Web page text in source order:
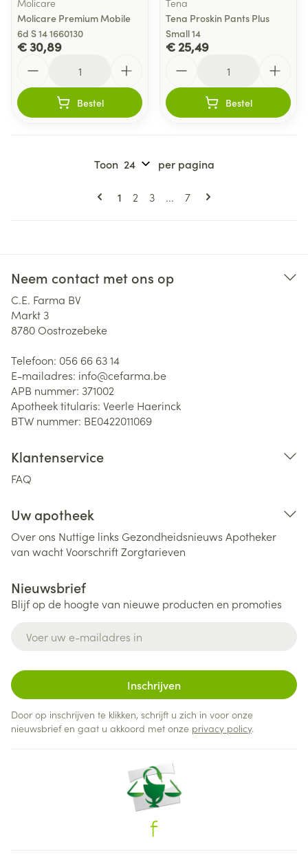
Molicare
Molicare Premium Mobile
6d S 14 1660130
€ 30,89
Bestel
Tena
Tena Proskin Pants Plus
Small 14
€ 25,49
Bestel
Pagina's
U lees momenteel pagina
1 Pagina
2 Pagina
3 ... Pagina
7
Toon per pagina
Neem contact met ons op
C.E. Farma BV
Markt 3
8780Oostrozebeke
Telefoon: 056 66 63 14
E-mailadres: info@cefarma.be
APB nummer: 371002
Apotheek titularis: Veerle Haerinck
BTW nummer: BE0422011069
Klantenservice
FAQ
Uw apotheek
Over ons Nuttige links Gezondheidsnieuws Apotheker
van wachtVoorschriftZorgtarieven
Nieuwsbrief
Blijf op de hoogte van nieuwe producten en promoties
Inschrijven
Door op inschrijven te klikken, schrijft u zich in voor onze
nieuwsbrief en gaat u akkoord met onze privacy policy.